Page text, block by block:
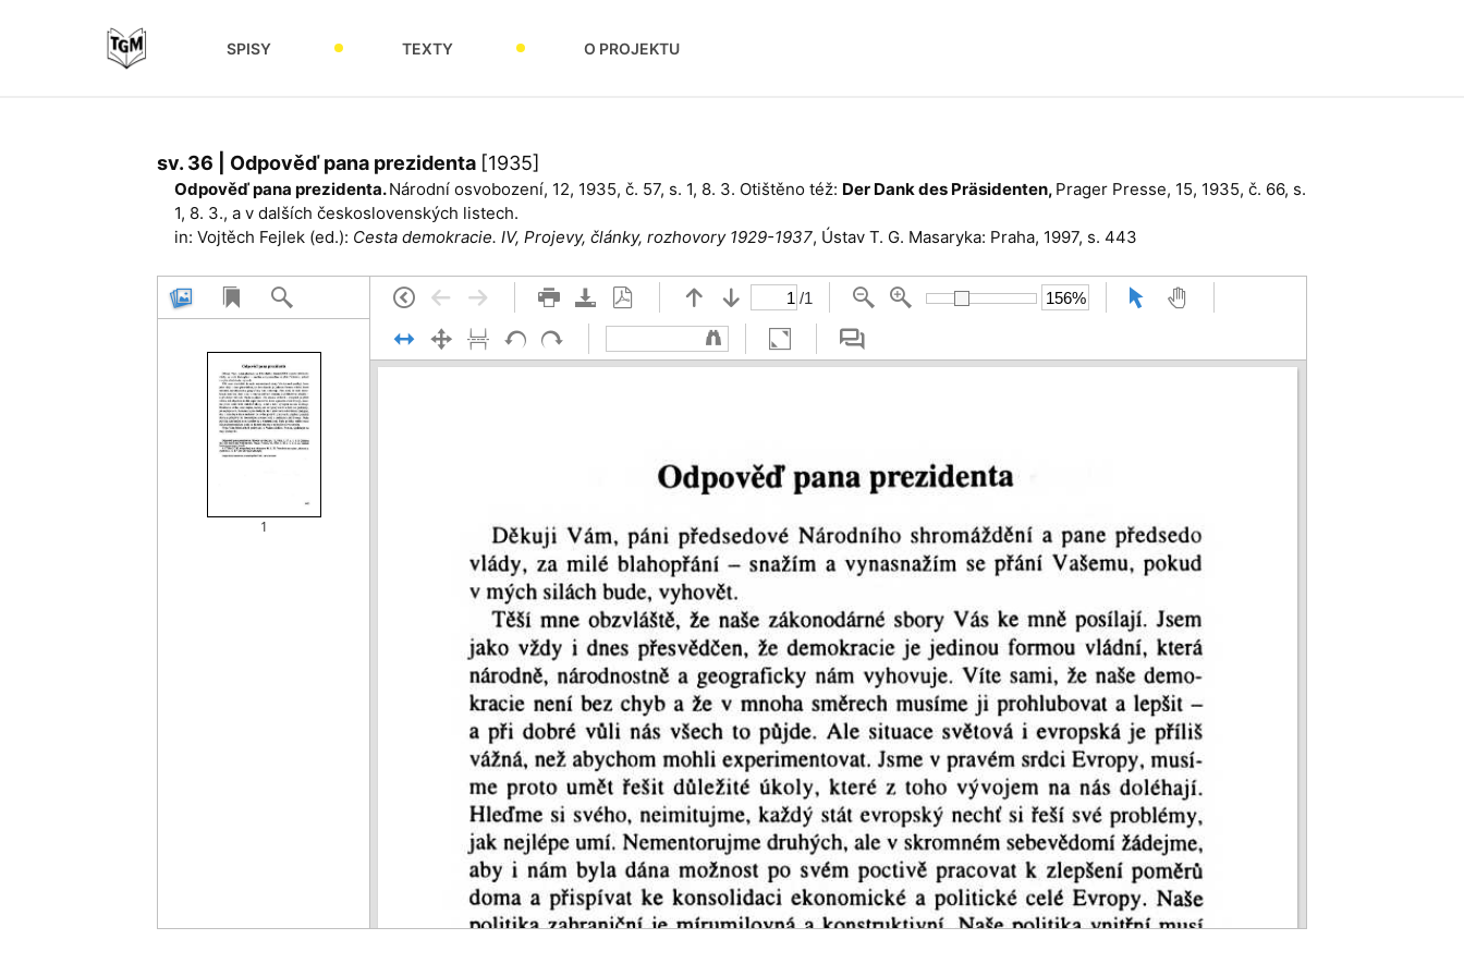
SPISY TEXTY O PROJEKTU
sv. 36 | Odpověď pana prezidenta [1935]
Odpověď pana prezidenta.Národní osvobození, 12, 1935, č. 57, s. 1, 8. 3. Otištěno též: Der Dank des Präsidenten, Prager Presse, 15, 1935, č. 66, s.
1, 8. 3., a v dalších československých listech.
in: Vojtěch Fejlek (ed.): Cesta demokracie. IV, Projevy, články, rozhovory 1929-1937, Ústav T. G. Masaryka: Praha, 1997, s. 443